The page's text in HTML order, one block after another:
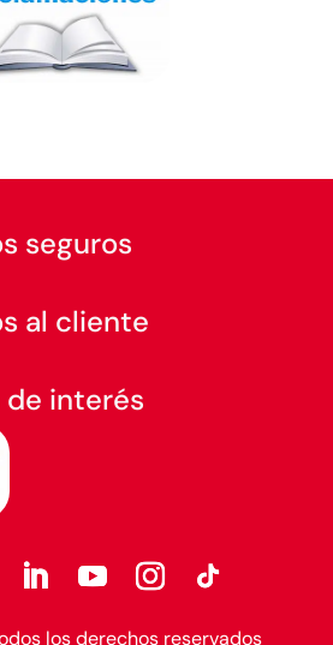
seguros
al cliente
de interés
los derechos reservados